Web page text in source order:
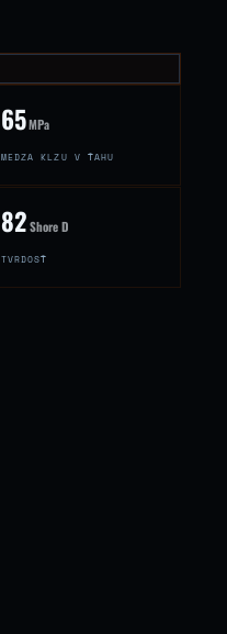
65MPa
MEDZA KLZU V ŤAHU
82Shore D
TVRDOSŤ